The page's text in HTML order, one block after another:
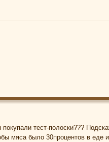
тест-полоски???
мяса было 30процентов в еде